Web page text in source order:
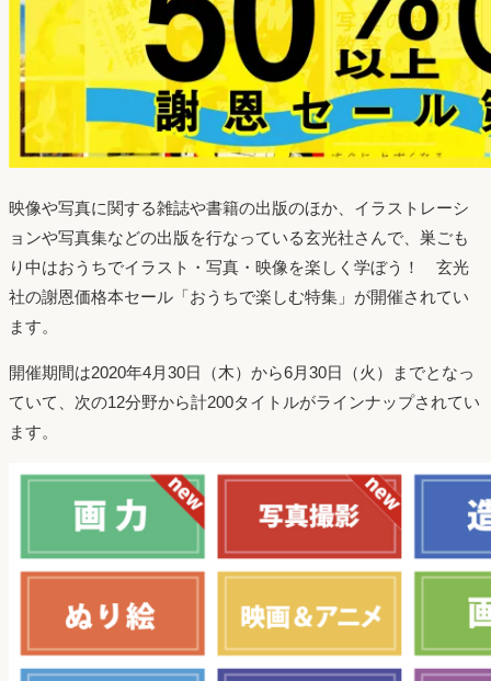
映像や写真に関する雑誌や書籍の出版のほか、イラストレーシ
ョンや写真集などの出版を行なっている玄光社さんで、巣ごも
り中はおうちでイラスト・写真・映像を楽しく学ぼう！ 玄光
社の謝恩価格本セール「おうちで楽しむ特集」が開催されてい
ます。
開催期間は2020年4月30日（木）から6月30日（火）までとなっ
ていて、次の12分野から計200タイトルがラインナップされてい
ます。